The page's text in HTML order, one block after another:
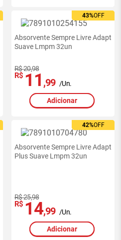
43%OFF
43%OFF
Absorvente Sempre Livre Adapt
Suave Lmpm 32un
R$ 20,98
R$ 11 ,99 /Un.
Adicionar
42%OFF
42%OFF
Absorvente Sempre Livre Adapt
Plus Suave Lmpm 32un
R$ 25,98
R$ 14,99 /Un.
Adicionar